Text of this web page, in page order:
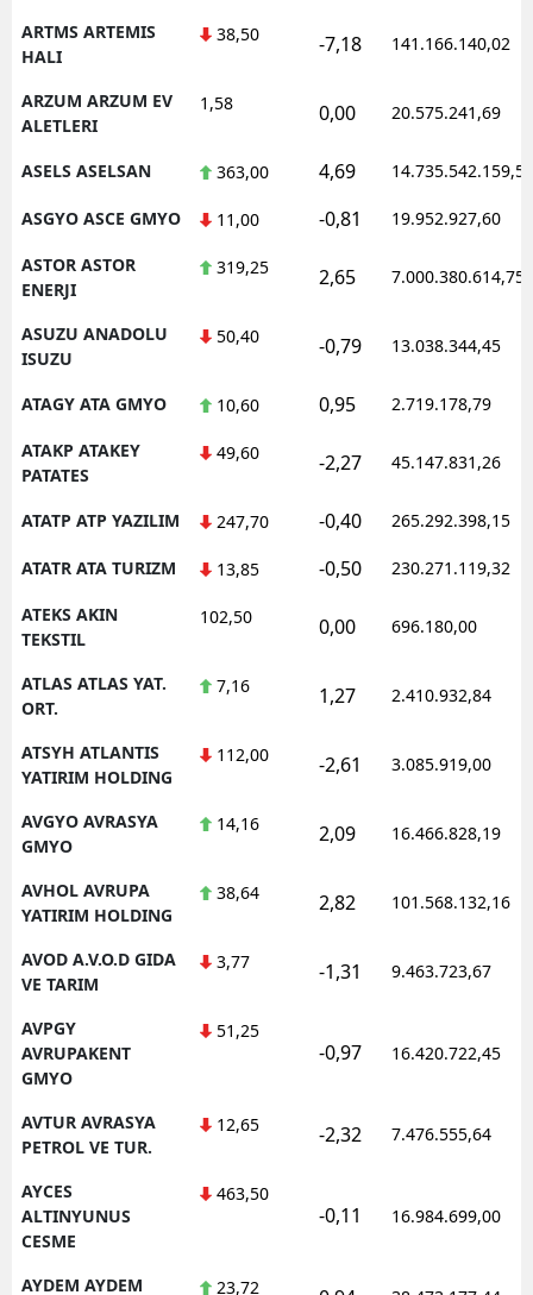
ARTMS ARTEMIS
HALI
38,50 -7,18 141.166.140,02
ARZUM ARZUM EV
ALETLERI
1,58 0,00 20.575.241,69
ASELS ASELSAN 363,00 4,69 14.735.542.159,50
ASGYO ASCE GMYO 11,00 -0,81 19.952.927,60
ASTOR ASTOR
ENERJI
319,25 2,65 7.000.380.614,75
ASUZU ANADOLU
ISUZU
50,40 -0,79 13.038.344,45
ATAGY ATA GMYO 10,60 0,95 2.719.178,79
ATAKP ATAKEY
PATATES
49,60 -2,27 45.147.831,26
ATATP ATP YAZILIM 247,70 -0,40 265.292.398,15
ATATR ATA TURIZM 13,85 -0,50 230.271.119,32
ATEKS AKIN
TEKSTIL
102,50 0,00 696.180,00
ATLAS ATLAS YAT.
ORT.
7,16 1,27 2.410.932,84
ATSYH ATLANTIS
YATIRIM HOLDING
112,00 -2,61 3.085.919,00
AVGYO AVRASYA
GMYO
14,16 2,09 16.466.828,19
AVHOL AVRUPA
YATIRIM HOLDING
38,64 2,82 101.568.132,16
AVOD A.V.O.D GIDA
VE TARIM
3,77 -1,31 9.463.723,67
AVPGY
AVRUPAKENT
GMYO
51,25
-0,97 16.420.722,45
AVTUR AVRASYA
PETROL VE TUR.
12,65 -2,32 7.476.555,64
AYCES
ALTINYUNUS
CESME
463,50
-0,11 16.984.699,00
AYDEM AYDEM 23,72